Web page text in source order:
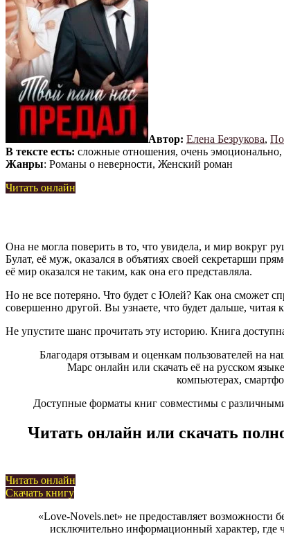
Автор: Елена Безрукова,
В тексте есть: сложные отношения, очень
Жанры: Романы о неверности, Женский роман
Читать онлайн
Она не могла поверить в то, что увидела, и мир вокруг
Булат, её муж, оказался в объятиях своей секретарши
её мир оказался не таким, как она его представляла.
Но не все потеряно. Что будет с Юлей? Как она сможет
совершенно другой. Вы узнаете, что будет дальше, читая
Не упустите шанс прочитать эту историю. Книга
Благодаря отзывам и оценкам пользователей на
Марс онлайн или скачать её на русском
компьютерах,
Доступные форматы книг совместимы с
Читать онлайн или скачать
Читать онлайн
Скачать книгу
«Love-Novels.net» не предоставляет возможности
исключительно информационный характер, где